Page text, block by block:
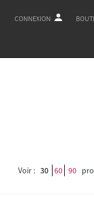
CONNEXION
Voir : 30 60 90